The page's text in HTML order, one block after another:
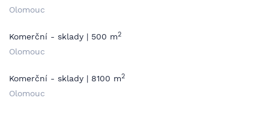
Olomouc
Komerční - sklady | 500 m2
Olomouc
Komerční - sklady | 8100 m2
Olomouc